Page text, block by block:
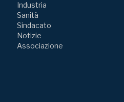
Industria
Sanità
Sindacato
Notizie
Associazione